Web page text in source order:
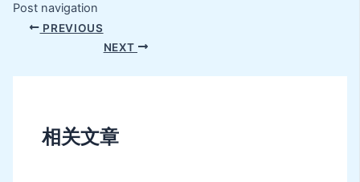
Post navigation
PREVIOUS
NEXT
相关文章